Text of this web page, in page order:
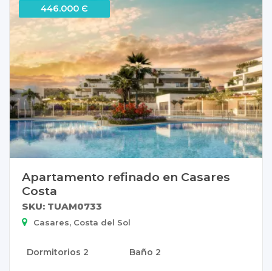
446.000 Є
Apartamento refinado en Casares
Costa
SKU: TUAM0733
Casares, Costa del Sol
Dormitorios 2 Baño 2